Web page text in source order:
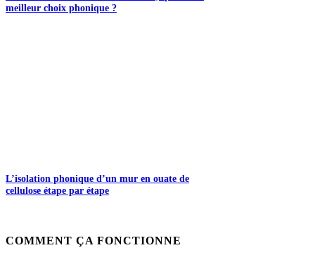
meilleur choix phonique ?
L’isolation phonique d’un mur en ouate de
cellulose étape par étape
COMMENT ÇA FONCTIONNE